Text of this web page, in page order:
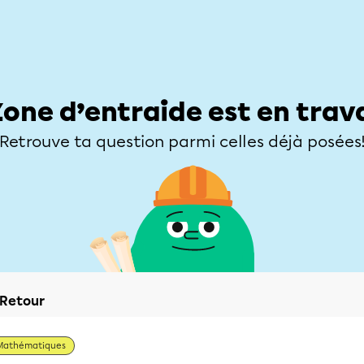
d’entraide est en
Retrouve ta question parmi celles déjà
Retour